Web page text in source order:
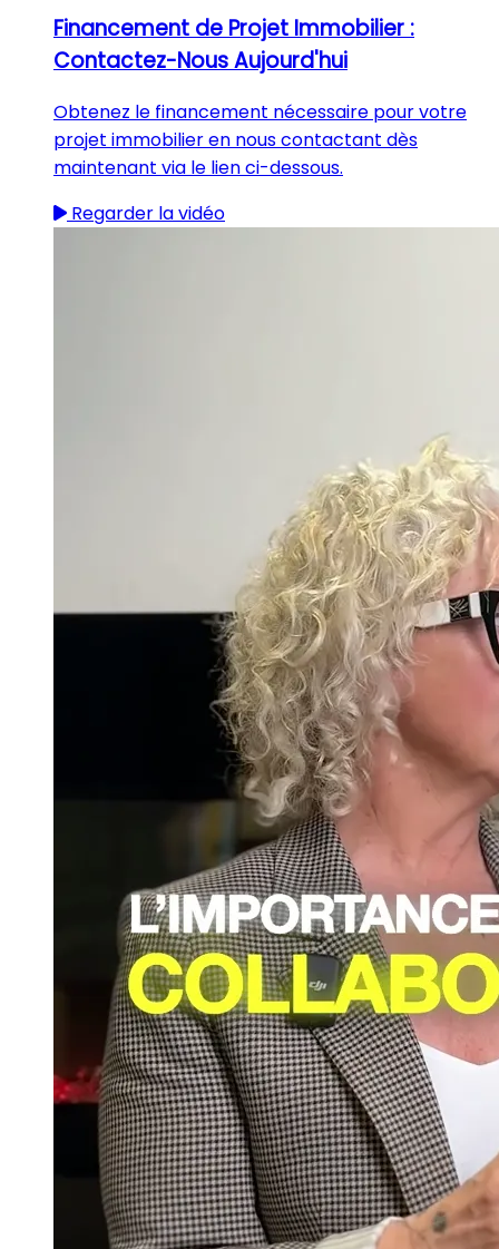
Financement de Projet Immobilier :
Contactez-Nous Aujourd'hui
Obtenez le financement nécessaire pour votre
projet immobilier en nous contactant dès
maintenant via le lien ci-dessous.
Regarder la vidéo